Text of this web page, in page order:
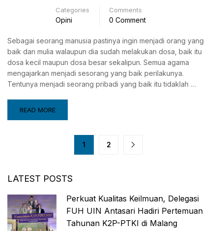
Categories
Opini
Comments
0 Comment
Sebagai seorang manusia pastinya ingin menjadi orang yang
baik dan mulia walaupun dia sudah melakukan dosa, baik itu
dosa kecil maupun dosa besar sekalipun. Semua agama
mengajarkan menjadi sesorang yang baik perilakunya.
Tentunya menjadi seorang pribadi yang baik itu tidaklah …
READ MORE
1 2
LATEST POSTS
Perkuat Kualitas Keilmuan, Delegasi
FUH UIN Antasari Hadiri Pertemuan
Tahunan K2P-PTKI di Malang